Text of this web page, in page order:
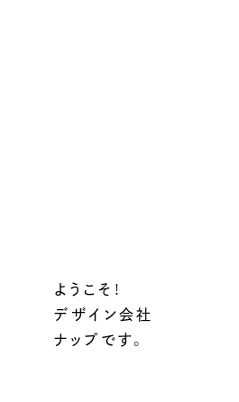
ようこそ！
デザイン会社
ナップです。